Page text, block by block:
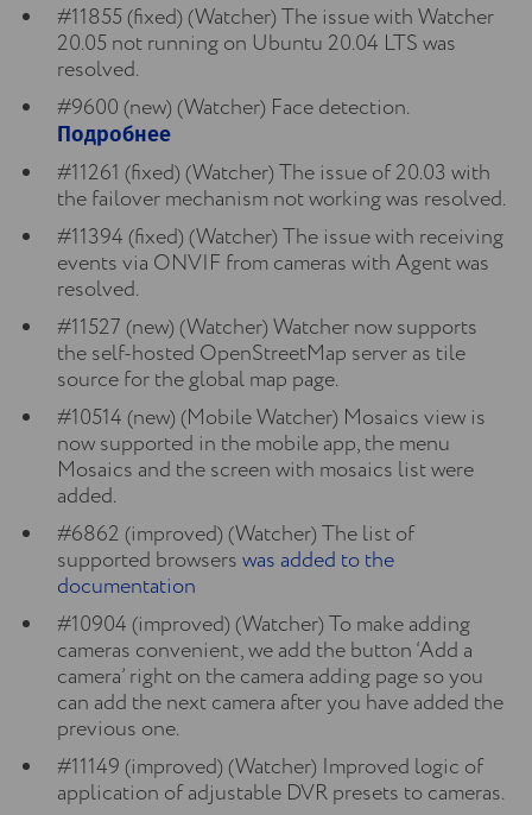
#11855 (fixed) (Watcher) The issue with Watcher
20.05 not running on Ubuntu 20.04 LTS was
resolved.
#9600 (new) (Watcher) Face detection.
Подробнее
#11261 (fixed) (Watcher) The issue of 20.03 with
the failover mechanism not working was resolved.
#11394 (fixed) (Watcher) The issue with receiving
events via ONVIF from cameras with Agent was
resolved.
#11527 (new) (Watcher) Watcher now supports
the self-hosted OpenStreetMap server as tile
source for the global map page.
#10514 (new) (Mobile Watcher) Mosaics view is
now supported in the mobile app, the menu
Mosaics and the screen with mosaics list were
added.
#6862 (improved) (Watcher) The list of
supported browserswas added to the
documentation
#10904 (improved) (Watcher) To make adding
cameras convenient, we add the button ‘Add a
camera’ right on the camera adding page so you
can add the next camera after you have added the
previous one.
#11149 (improved) (Watcher) Improved logic of
application of adjustable DVR presets to cameras.